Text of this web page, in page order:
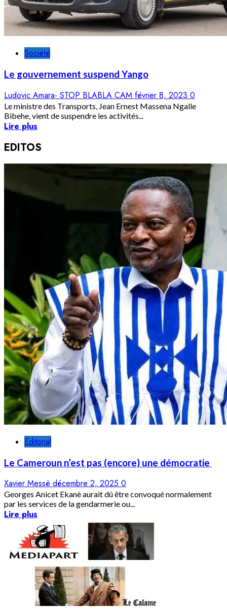
Société
Le gouvernement suspend Yango
Ludovic Amara- STOP BLABLA CAM février 8, 2023 0
Le ministre des Transports, Jean Ernest Massena Ngalle
Bibehe, vient de suspendre les activités...
Lire plus
EDITOS
Editorial
Le Cameroun n’est pas (encore) une démocratie
Xavier Messè décembre 2, 2025 0
Georges Anicet Ekanè aurait dû être convoqué normalement
par les services de la gendarmerie ou...
Lire plus